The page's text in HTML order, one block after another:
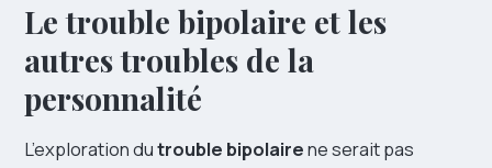
Le trouble bipolaire et les
autres troubles de la
personnalité
L’exploration dutrouble bipolairene serait pas